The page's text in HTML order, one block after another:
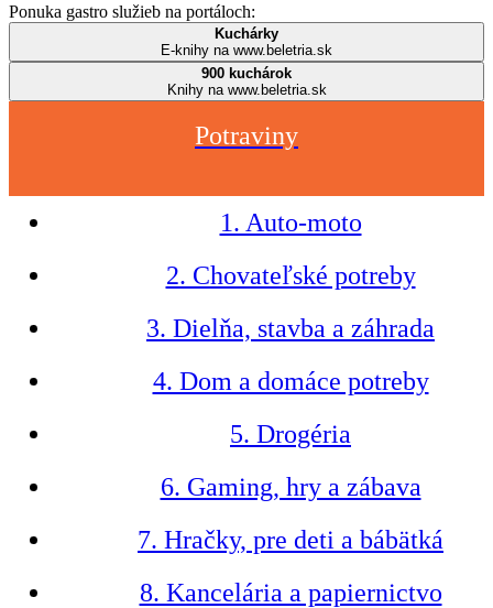
Ponuka gastro služieb na portáloch:
Kuchárky
E-knihy na www.beletria.sk
900 kuchárok
Knihy na www.beletria.sk
Potraviny
1. Auto-moto
2. Chovateľské potreby
3. Dielňa, stavba a záhrada
4. Dom a domáce potreby
5. Drogéria
6. Gaming, hry a zábava
7. Hračky, pre deti a bábätká
8. Kancelária a papiernictvo